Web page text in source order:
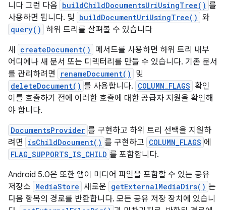
니다 그런 다음 buildChildDocumentsUriUsingTree() 를
사용하면 됩니다. 및 buildDocumentUriUsingTree() 와
query()
하위 트리를 살펴볼 수 있습니다
새
createDocument()
메서드를 사용하면 하위 트리 내부
어디에나 새 문서 또는 디렉터리를 만들 수 있습니다. 기존 문서
를 관리하려면
renameDocument() 및
deleteDocument() 를 사용합니다. COLUMN_FLAGS 확인
이를 호출하기 전에 이러한 호출에 대한 공급자 지원을 확인해
야 합니다.
DocumentsProvider 를 구현하고 하위 트리 선택을 지원하
려면
isChildDocument() 를 구현하고 COLUMN_FLAGS 에
FLAG_SUPPORTS_IS_CHILD 를 포함합니다.
Android 5.0은 또한 앱이 미디어 파일을 포함할 수 있는 공유
저장소 MediaStore 새로운 getExternalMediaDirs() 는
다음 항목의 경로를 반환합니다. 모든 공유 저장 장치에 있습니